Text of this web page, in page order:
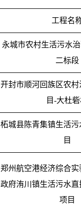
工程名
永城市农村生活污水
二标段
开封市顺河回族区农
目-大杜
柘城县陈青集镇生活
目
郑州航空港经济综合
政府洧川镇生活污水
项目